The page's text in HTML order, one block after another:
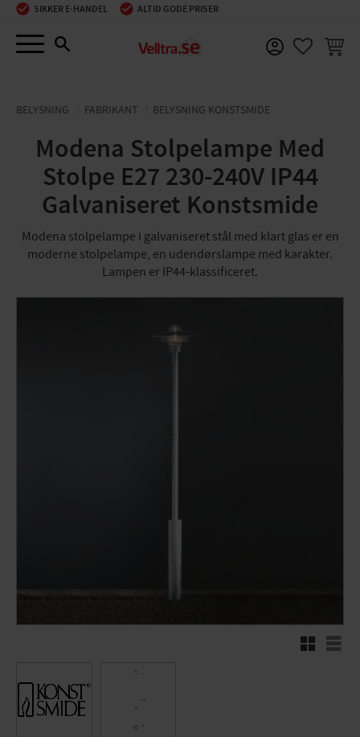
Menu
SIKKER E-HANDEL ALTID GODE PRISER
BELYSNING FABRIKANT BELYSNING KONSTSMIDE
Modena Stolpelampe Med
Stolpe E27 230-240V IP44
Galvaniseret Konstsmide
Modena stolpelampe i galvaniseret stål med klart glas er en
moderne stolpelampe, en udendørslampe med karakter.
Lampen er IP44-klassificeret.
RutenettListe